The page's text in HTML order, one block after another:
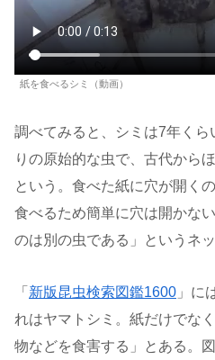
紙を食べるシミ（動画）
調べてみると、シミは7年く
りの原始的な虫で、古代から
という。食べた紙に穴が開く
食べるため簡単に穴は開かな
のは別の虫である」というネ
「 新版昆虫検索図鑑1600 」に
れはヤマトシミ。紙だけでな
物などを食害する」とある。